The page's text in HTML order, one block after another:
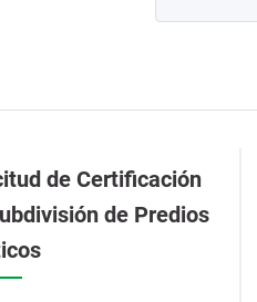
de Certificación
de Predios